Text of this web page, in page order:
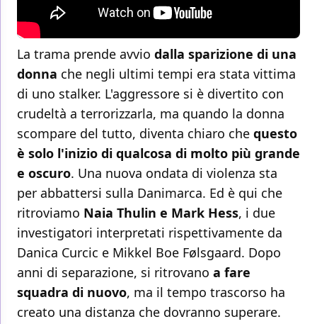
La trama prende avvio dalla sparizione di una
donna che negli ultimi tempi era stata vittima
di uno stalker. L'aggressore si è divertito con
crudeltà a terrorizzarla, ma quando la donna
scompare del tutto, diventa chiaro che questo
è solo l'inizio di qualcosa di molto più grande
e oscuro. Una nuova ondata di violenza sta
per abbattersi sulla Danimarca. Ed è qui che
ritroviamo Naia Thulin e Mark Hess, i due
investigatori interpretati rispettivamente da
Danica Curcic e Mikkel Boe Følsgaard. Dopo
anni di separazione, si ritrovano a fare
squadra di nuovo, ma il tempo trascorso ha
creato una distanza che dovranno superare.